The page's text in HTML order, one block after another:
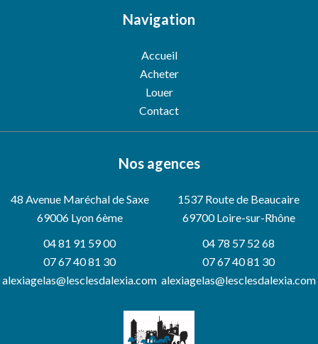
Navigation
Accueil
Acheter
Louer
Contact
Nos agences
48 Avenue Maréchal de Saxe
69006Lyon 6ème
04 81 91 59 00
07 67 40 81 30
alexiagelas@lesclesdalexia.com
1537 Route de Beaucaire
69700 Loire-sur-Rhône
04 78 57 52 68
07 67 40 81 30
alexiagelas@lesclesdalexia.com